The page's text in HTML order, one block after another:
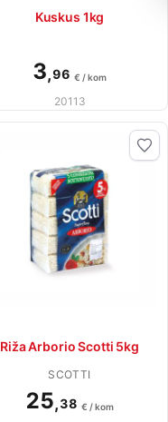
Kuskus 1kg
3,96 € / kom
20113
Riža Arborio Scotti 5kg
SCOTTI
25,38 € / kom